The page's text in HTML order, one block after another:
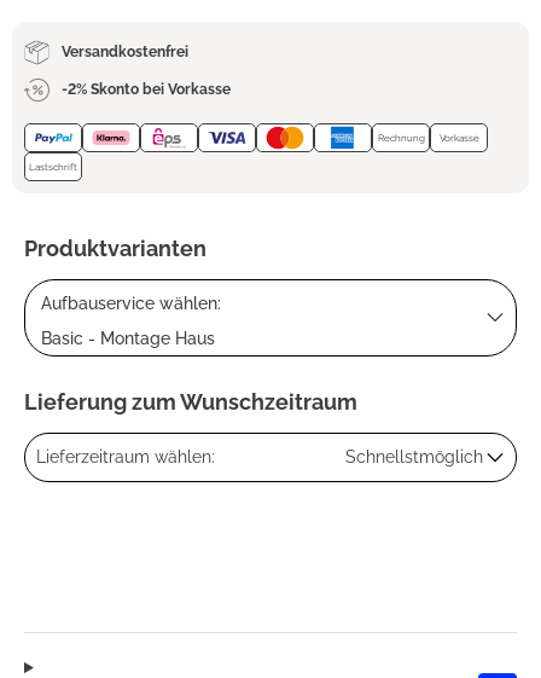
Versandkostenfrei
-2% Skonto bei Vorkasse
Rechnung Vorkasse
Lastschrift
Produktvarianten
Aufbauservice wählen:
Basic - Montage Haus
Lieferung zum Wunschzeitraum
Lieferzeitraum wählen: Schnellstmöglich